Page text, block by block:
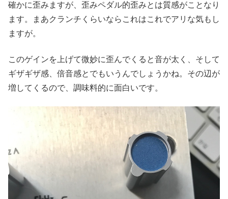
確かに歪みますが、歪みペダル的歪みとは質感がことなり
ます。まあクランチくらいならこれはこれでアリな気もし
ますが。
このゲインを上げて微妙に歪んでくると音が太く、そして
ギザギザ感、倍音感とでもいうんでしょうかね。その辺が
増してくるので、調味料的に面白いです。